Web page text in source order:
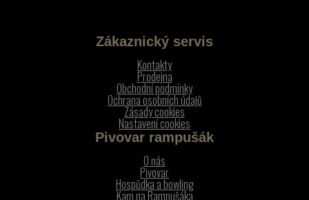
Zákaznický servis
Kontakty
Prodejna
Obchodní podmínky
Ochrana osobních údajů
Zásady cookies
Nastavení cookies
Pivovar rampušák
O nás
Pivovar
Hospůdka a bowling
Kam na Rampušáka